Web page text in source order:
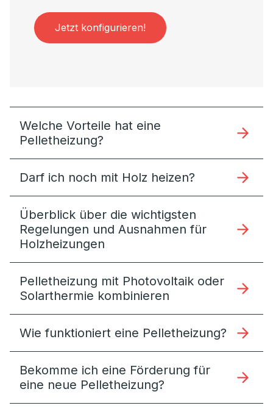
Jetzt konfigurieren!
Welche Vorteile hat eine
Pelletheizung?
Darf ich noch mit Holz heizen?
Überblick über die wichtigsten
Regelungen und Ausnahmen für
Holzheizungen
Pelletheizung mit Photovoltaik oder
Solarthermie kombinieren
Wie funktioniert eine Pelletheizung?
Bekomme ich eine Förderung für
eine neue Pelletheizung?